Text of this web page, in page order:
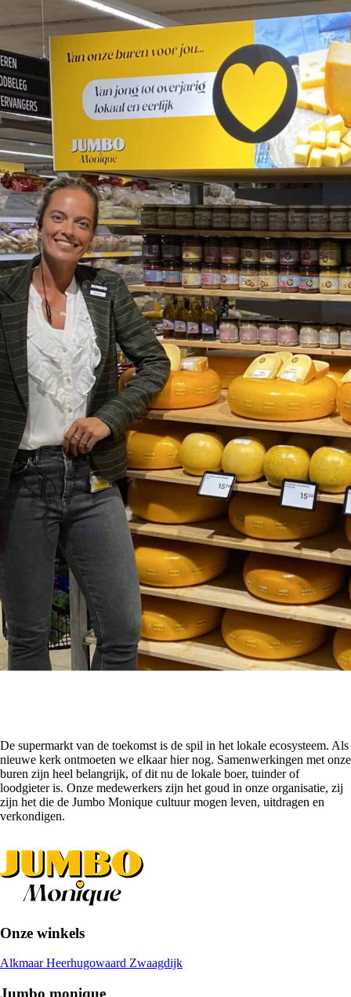
De supermarkt van de toekomst is de spil in het lokale ecosysteem. Als
nieuwe kerk ontmoeten we elkaar hier nog. Samenwerkingen met onze
buren zijn heel belangrijk, of dit nu de lokale boer, tuinder of
loodgieter is. Onze medewerkers zijn het goud in onze organisatie, zij
zijn het die de Jumbo Monique cultuur mogen leven, uitdragen en
verkondigen.
Onze winkels
AlkmaarHeerhugowaard Zwaagdijk
Jumbo monique